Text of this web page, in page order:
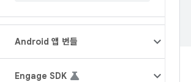
Android 앱 번들
Engage SDK